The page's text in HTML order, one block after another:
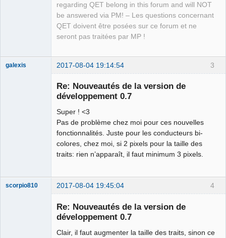
regarding QET belong in this forum and will NOT
be answered via PM! – Les questions concernant
QET doivent être posées sur ce forum et ne
seront pas traitées par MP !
3
galexis 2017-08-04 19:14:54
Re: Nouveautés de la version de
développement 0.7
Super ! <3
Pas de problème chez moi pour ces nouvelles
fonctionnalités. Juste pour les conducteurs bi-
colores, chez moi, si 2 pixels pour la taille des
traits: rien n’apparaît, il faut minimum 3 pixels.
4
scorpio810 2017-08-04 19:45:04
Re: Nouveautés de la version de
développement 0.7
Clair, il faut augmenter la taille des traits, sinon ce